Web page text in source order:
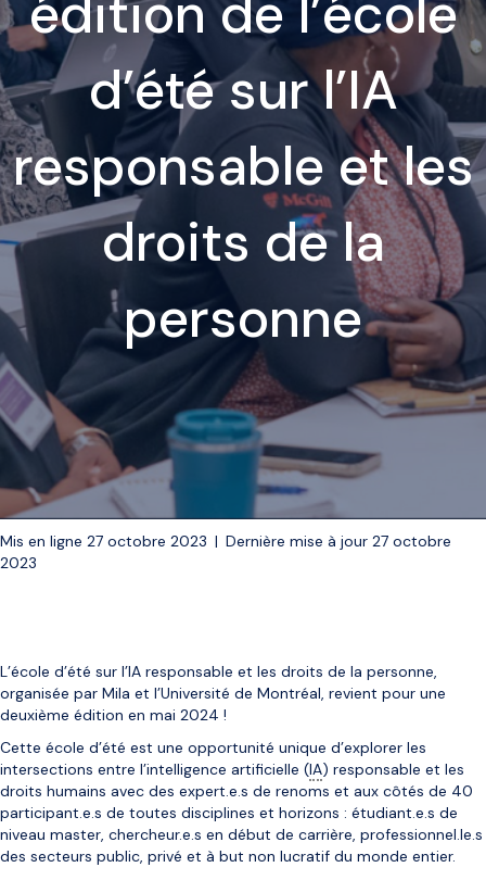
édition de l’école
d’été sur l’IA
responsable et les
droits de la
personne
Mis en ligne 27 octobre 2023 | Dernière mise à jour 27 octobre
2023
L’école d’été sur l’IA responsable et les droits de la personne,
organisée par Mila et l’Université de Montréal, revient pour une
deuxième édition en mai 2024 !
Cette école d’été est une opportunité unique d’explorer les
intersections entre l’intelligence artificielle (IA) responsable et les
droits humains avec des expert.e.s de renoms et aux côtés de 40
participant.e.s de toutes disciplines et horizons : étudiant.e.s de
niveau master, chercheur.e.s en début de carrière, professionnel.le.s
des secteurs public, privé et à but non lucratif du monde entier.